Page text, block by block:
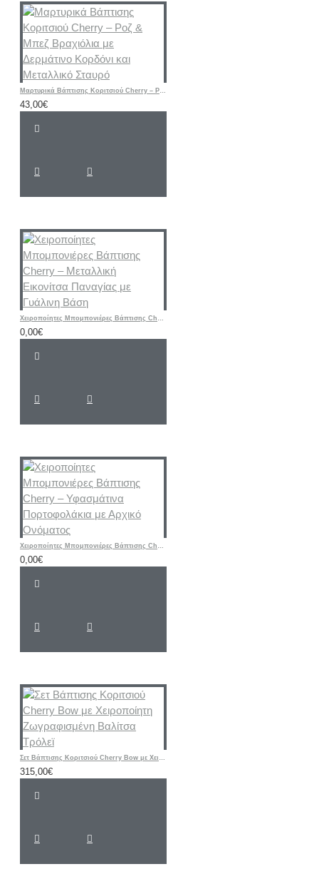
Μαρτυρικά Βάπτισης Κοριτσιού Cherry – Ροζ & Μπεζ Βραχιόλια με Δερμάτινο Κορδόνι και Μεταλλικό Σταυρό
43,00€
Χειροποίητες Μπομπονιέρες Βάπτισης Cherry – Μεταλλική Εικονίτσα Παναγίας με Γυάλινη Βάση
0,00€
Χειροποίητες Μπομπονιέρες Βάπτισης Cherry – Υφασμάτινα Πορτοφολάκια με Αρχικό Ονόματος
0,00€
Σετ Βάπτισης Κοριτσιού Cherry Bow με Χειροποίητη Ζωγραφισμένη Βαλίτσα Τρόλεϊ
315,00€